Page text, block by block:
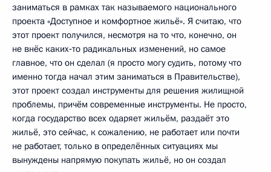
заниматься в рамках так называемого национального
проекта «Доступное и комфортное жильё». Я считаю, что
этот проект получился, несмотря на то что, конечно, он
не внёс каких‑то радикальных изменений, но самое
главное, что он сделал (я просто могу судить, потому что
именно тогда начал этим заниматься в Правительстве),
этот проект создал инструменты для решения жилищной
проблемы, причём современные инструменты. Не просто,
когда государство всех одаряет жильём, раздаёт это
жильё, это сейчас, к сожалению, не работает или почти
не работает, только в определённых ситуациях мы
вынуждены напрямую покупать жильё, но он создал